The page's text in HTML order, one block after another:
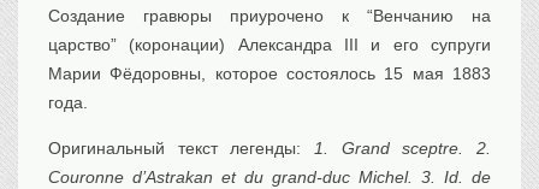
Оружие, военная атрибутика
Выставочные экспонаты XVI-XIXв.
Досуг
Разное
Создание гравюры приурочено к “Венчанию на
царство” (коронации) Александра III и его супруги
Марии Фёдоровны, которое состоялось 15 мая 1883
года.
Оригинальный текст легенды:
1. Grand sceptre. 2.
Couronne d’Astrakan et du grand-duc Michel. 3. Id. de